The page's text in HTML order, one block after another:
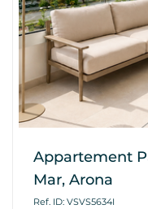
Appartement
Mar, Arona
Ref. ID: VSVS5634I